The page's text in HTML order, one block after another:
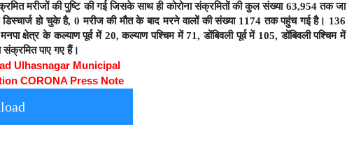
मरीजों की पुष्टि की गई जिसके साथ ही कोरोना संक्रमितों की कुल संख्या 63,954तक जा
हो चुके है, 0 मरीज की मौत के बाद मरने वालों की संख्या 1174 तक पहुंच गई है। 136
मनपा क्षेत्र के कल्याण पूर्व में 20, कल्याण पश्चिम में 71, डोंबिवली पूर्व में 105, डोंबिवली पश्चिम में
संक्रमित पाए गए हैं।
Ulhasnagar Municipal
CORONA Press Note